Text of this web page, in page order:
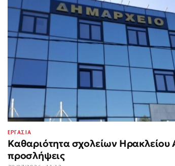
ΕΡΓΑΣΙΑ
Καθαριότητα σχολείων Ηρακλείου
προσλήψεις